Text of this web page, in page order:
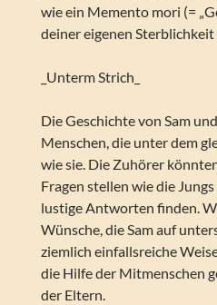
wie ein Memento mori (=
deiner eigenen
_Unterm Strich_
Die Geschichte von Sam
Menschen, die unter dem
wie sie. Die Zuhörer
Fragen stellen wie die
lustige Antworten finden.
Wünsche, die Sam auf
ziemlich einfallsreiche
die Hilfe der Mitmenschen
der Eltern.